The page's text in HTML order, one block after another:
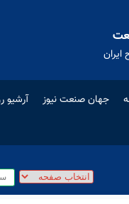
ایران
جهان صنعت نیوز آرشیو